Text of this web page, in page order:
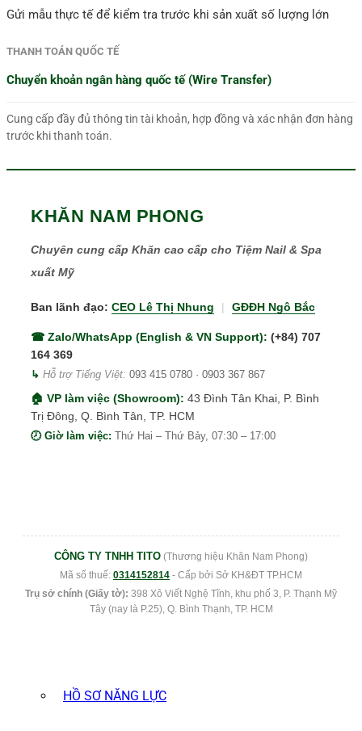
Gửi mẫu thực tế để kiểm tra trước khi sản xuất số lượng lớn
THANH TOÁN QUỐC TẾ
Chuyển khoản ngân hàng quốc tế (Wire Transfer)
Cung cấp đầy đủ thông tin tài khoản, hợp đồng và xác nhận đơn hàng
trước khi thanh toán.
KHĂN NAM PHONG
Chuyên cung cấp Khăn cao cấp cho Tiệm Nail & Spa
xuất Mỹ
Ban lãnh đạo: CEO Lê Thị Nhung | GĐĐH Ngô Bắc
☎ Zalo/WhatsApp (English & VN Support): (+84) 707
164 369
↳ Hỗ trợ Tiếng Việt: 093 415 0780 · 0903 367 867
🏠 VP làm việc (Showroom): 43 Đình Tân Khai, P. Bình
Trị Đông, Q. Bình Tân, TP. HCM
🕗 Giờ làm việc: Thứ Hai – Thứ Bảy, 07:30 – 17:00
CÔNG TY TNHH TITO (Thương hiệu Khăn Nam Phong)
Mã số thuế: 0314152814 - Cấp bởi Sở KH&ĐT TP.HCM
Trụ sở chính (Giấy tờ): 398 Xô Viết Nghệ Tĩnh, khu phố 3, P. Thạnh Mỹ
Tây (nay là P.25), Q. Bình Thạnh, TP. HCM
HỒ SƠ NĂNG LỰC